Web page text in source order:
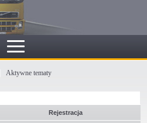
Aktywne tematy
Rejestracja